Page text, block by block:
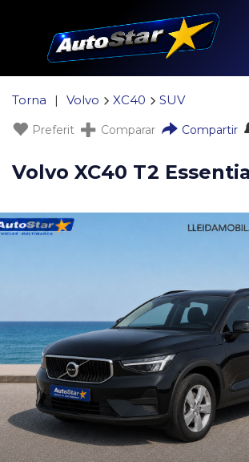
Torna | Volvo XC40 SUV
Preferit Comparar Compartir
Volvo XC40 T2